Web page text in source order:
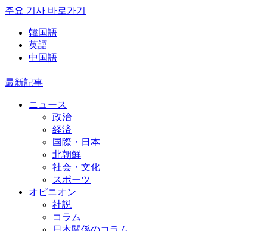
주요 기사 바로가기
韓国語
英語
中国語
最新記事
ニュース
政治
経済
国際・日本
北朝鮮
社会・文化
スポーツ
オピニオン
社説
コラム